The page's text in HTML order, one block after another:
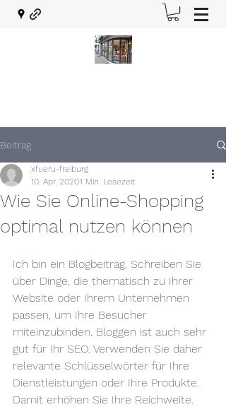
Beitrag
Wie Sie Online-Shopping
optimal nutzen können
xfueru-freiburg
10. Apr. 20201 Min. Lesezeit
Ich bin ein Blogbeitrag. Schreiben Sie
über Dinge, die thematisch zu Ihrer
Website oder Ihrem Unternehmen
passen, um Ihre Besucher
miteinzubinden. Bloggen ist auch sehr
gut für Ihr SEO. Verwenden Sie daher
relevante Schlüsselwörter für Ihre
Dienstleistungen oder Ihre Produkte.
Damit erhöhen Sie Ihre Reichweite.